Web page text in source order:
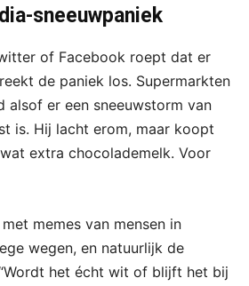
sneeuwpaniek
of Facebook roept dat er
de paniek los. Supermarkten
alsof er een sneeuwstorm van
is. Hij lacht erom, maar koopt
extra chocolademelk. Voor
memes van mensen in
wegen, en natuurlijk de
het écht wit of blijft het bij